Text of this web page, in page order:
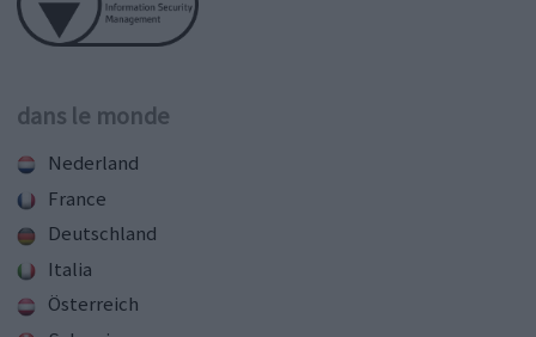
dans le monde
Nederland
France
Deutschland
Italia
Österreich